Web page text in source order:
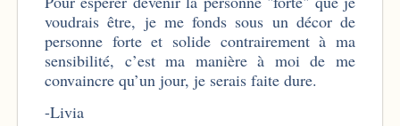
voudrais être, je me fonds sous un décor de
personne forte et solide contrairement à ma
sensibilité, c’est ma manière à moi de me
convaincre qu’un jour, je serais faite dure.
-Livia